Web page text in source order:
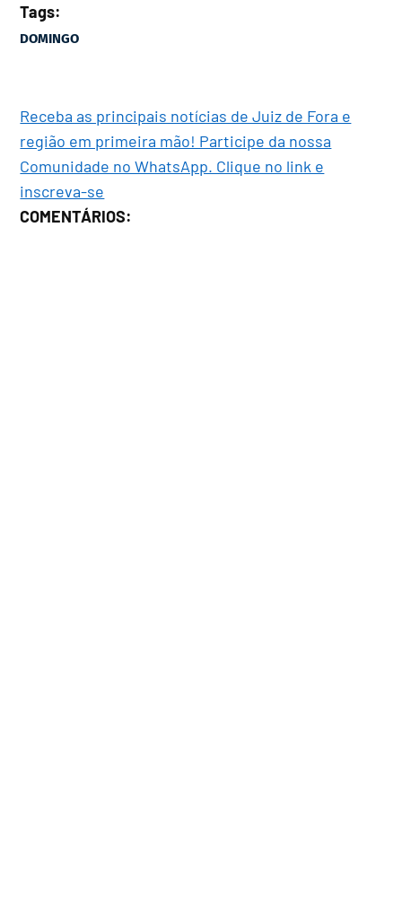
Tags:
DOMINGO
Receba as principais notícias de Juiz de Fora e
região em primeira mão! Participe da nossa
Comunidade no WhatsApp. Clique no link e
inscreva-se
COMENTÁRIOS: